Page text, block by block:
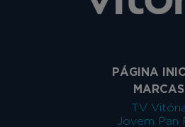
PÁGINA
MARCAS
TV
Jovem Pan